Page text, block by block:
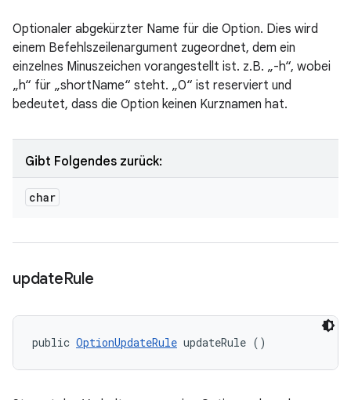
Optionaler abgekürzter Name für die Option. Dies wird
einem Befehlszeilenargument zugeordnet, dem ein
einzelnes Minuszeichen vorangestellt ist. z.B. „-h“, wobei
„h“ für „shortName“ steht. „0“ ist reserviert und
bedeutet, dass die Option keinen Kurznamen hat.
Gibt Folgendes zurück:
char
updateRule
public OptionUpdateRule updateRule ()